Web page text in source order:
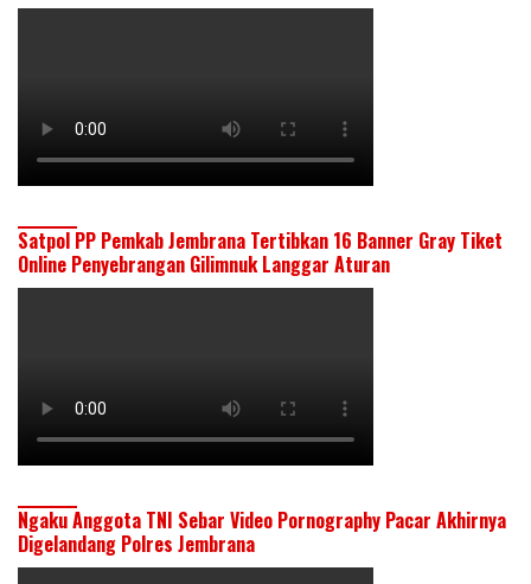
Satpol PP Pemkab Jembrana Tertibkan 16 Banner Gray Tiket
Online Penyebrangan Gilimnuk Langgar Aturan
Ngaku Anggota TNI Sebar Video Pornography Pacar Akhirnya
Digelandang Polres Jembrana